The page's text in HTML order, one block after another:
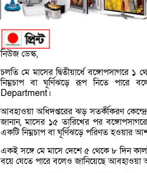
নিউজ ডেস্ক,
চলতি মে মাসের দ্বিতীয়ার্ধে বঙ্গোপসাগরে
নিম্নচাপ বা ঘূর্ণিঝড়ে রূপ নিতে পারে
Department।
আবহাওয়া অধিদপ্তরের ঝড় সতর্কীকরণ
জানান, মাসের ১৫ তারিখের পর
একটি নিম্নচাপ বা ঘূর্ণিঝড়ে পরিণত হওয়ার
একই সঙ্গে মে মাসে দেশে ৫ থেকে ৮ দিন
বয়ে যেতে পারে বলেও জানিয়েছে আবহাওয়া